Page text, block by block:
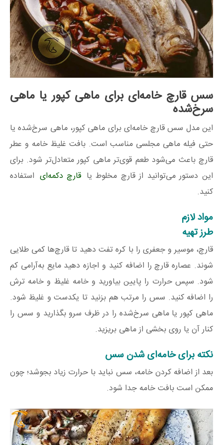
سس قارچ خامه‌ای برای ماهی کپور یا ماهی
سرخ‌شده
این مدل سس قارچ خامه‌ای برای ماهی کپور، ماهی سرخ‌شده یا
حتی فیله ماهی مجلسی مناسب است. بافت غلیظ خامه و عطر
قارچ باعث می‌شود طعم قوی‌تر ماهی کپور متعادل‌تر شود. برای
این دستور می‌توانید از قارچ مخلوط یا قارچ دکمه‌ای استفاده
کنید.
مواد لازم
طرز تهیه
قارچ، موسیر و جعفری را با کره تفت دهید تا قارچ‌ها کمی طلایی
شوند. عصاره قارچ را اضافه کنید و اجازه دهید مایع به‌آرامی کم
شود. سپس حرارت را پایین بیاورید و خامه غلیظ و خامه ترش
را اضافه کنید. سس را مرتب هم بزنید تا یکدست و غلیظ شود.
ماهی کپور یا ماهی سرخ‌شده را در ظرف سرو بگذارید و سس را
کنار آن یا روی بخشی از ماهی بریزید.
نکته برای خامه‌ای شدن سس
بعد از اضافه کردن خامه، سس نباید با حرارت زیاد بجوشد؛ چون
ممکن است بافت خامه جدا شود.